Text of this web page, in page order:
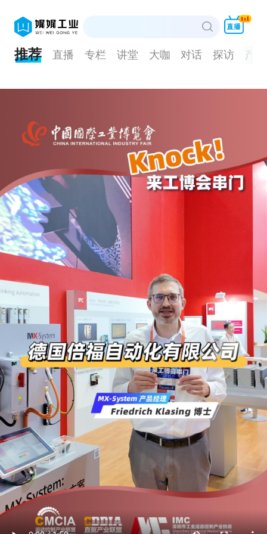
推荐 直播 专栏 讲堂 大咖 对话 探访 产品